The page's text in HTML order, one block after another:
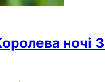
ночі